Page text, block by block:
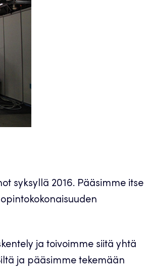
syksyllä 2016. Pääsimme itse
ja toivoimme siitä yhtä
ja pääsimme tekemään